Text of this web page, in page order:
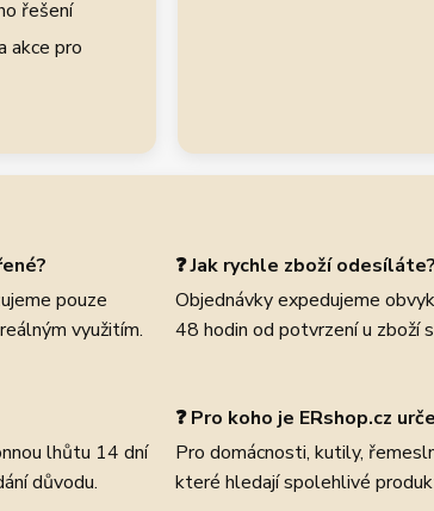
řešení
akce pro
pouze
využitím.
❓ Jak rychle zboží odesíláte?
Objednávky expedujeme
48 hodin od potvrzení u zboží
lhůtu 14 dní
důvodu.
❓ Pro koho je ERshop.cz
Pro domácnosti, kutily,
které hledají spolehlivé